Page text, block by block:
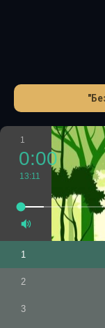
1
0:00
13:11
1
2
3